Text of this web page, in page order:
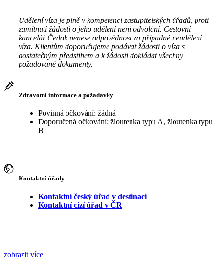
Udělení víza je plně v kompetenci zastupitelských úřadů, proti
zamítnutí žádosti o jeho udělení není odvolání. Cestovní
kancelář Čedok nenese odpovědnost za případné neudělení
víza. Klientům doporučujeme podávat žádosti o víza s
dostatečným předstihem a k žádosti dokládat všechny
požadované dokumenty.
Zdravotní informace a požadavky
Povinná očkování: žádná
Doporučená očkování: žloutenka typu A, žloutenka typu
B
Kontaktní úřady
Kontaktní český úřad v destinaci
Kontaktní cizí úřad v ČR
zobrazit více